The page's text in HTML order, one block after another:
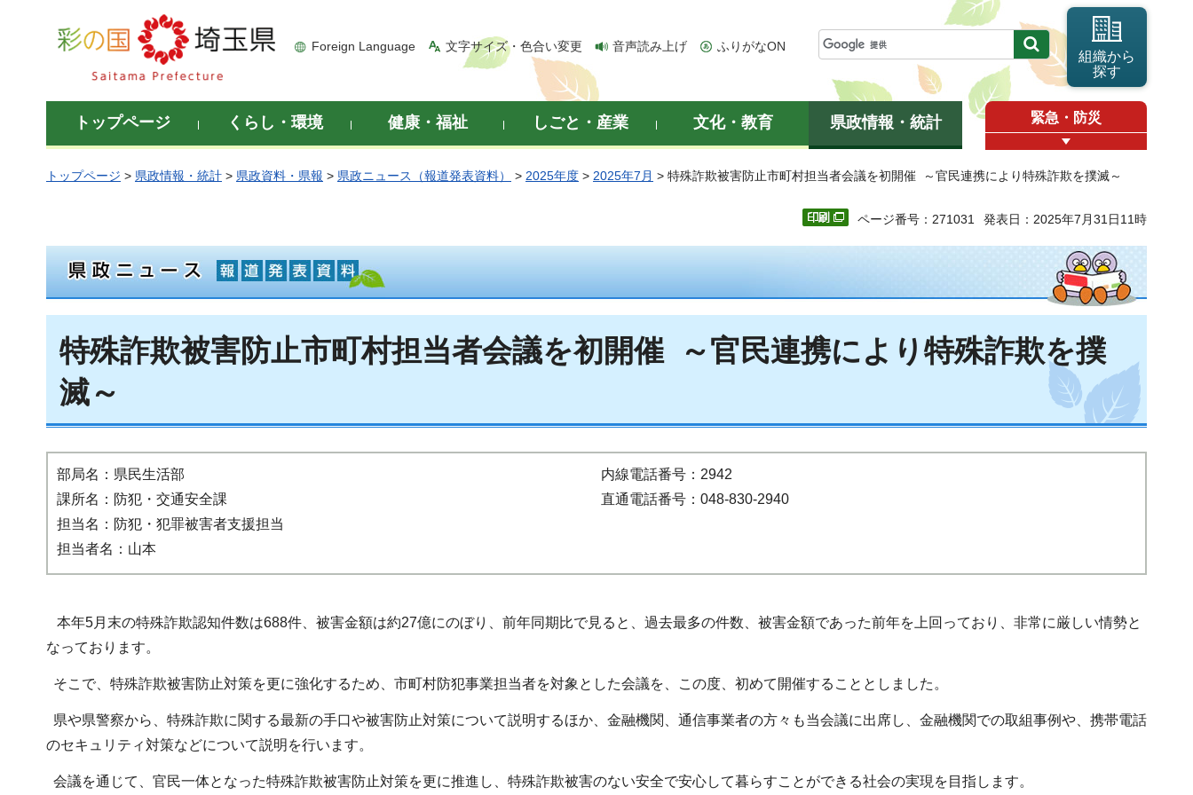
彩の国 埼玉県
Foreign Language 文字サイズ・色合い変更 音声読み上げ ふりがなON
組織から
探す
トップページ くらし・環境 健康・福祉 しごと・産業 文化・教育 県政情報・統計 緊急・防災
トップページ > 県政情報・統計 > 県政資料・県報 > 県政ニュース（報道発表資料） > 2025年度 > 2025年7月 > 特殊詐欺被害防止市町村担当者会議を初開催 ～官民連携により特殊詐欺を撲滅～
ページ番号：271031 発表日：2025年7月31日11時
特殊詐欺被害防止市町村担当者会議を初開催 ～官民連携により特殊詐欺を撲
滅～
部局名：県民生活部
課所名：防犯・交通安全課
担当名：防犯・犯罪被害者支援担当
担当者名：山本
内線電話番号：2942
直通電話番号：048-830-2940
本年5月末の特殊詐欺認知件数は688件、被害金額は約27億にのぼり、前年同期比で見ると、過去最多の件数、被害金額であった前年を上回っており、非常に厳しい情勢と
なっております。
そこで、特殊詐欺被害防止対策を更に強化するため、市町村防犯事業担当者を対象とした会議を、この度、初めて開催することとしました。
県や県警察から、特殊詐欺に関する最新の手口や被害防止対策について説明するほか、金融機関、通信事業者の方々も当会議に出席し、金融機関での取組事例や、携帯電話
のセキュリティ対策などについて説明を行います。
会議を通じて、官民一体となった特殊詐欺被害防止対策を更に推進し、特殊詐欺被害のない安全で安心して暮らすことができる社会の実現を目指します。